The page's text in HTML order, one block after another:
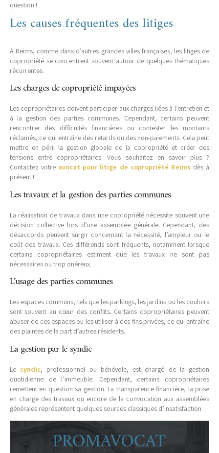
question !
Les causes fréquentes des litiges
À Reims, comme dans d’autres grandes villes françaises, les litiges de
copropriété se concentrent souvent autour de quelques thématiques
récurrentes.
Les charges de copropriété impayées
Les copropriétaires doivent participer aux charges liées à l’entretien et
à la gestion des parties communes. Cependant, certains peuvent
rencontrer des difficultés financières ou contester les montants
réclamés, ce qui entraîne des retards ou des non-paiements. Cela peut
mettre en péril la gestion globale de la copropriété et créer des
tensions entre copropriétaires. Vous souhaitez en savoir plus ?
Contactez votre avocat pour litige de copropriété Reims dès à
présent !
Les travaux et la gestion des parties communes
La réalisation de travaux dans une copropriété nécessite souvent une
décision collective lors d’une assemblée générale. Cependant, des
désaccords peuvent surgir concernant la nécessité, l’ampleur ou le
coût des travaux. Ces différends sont fréquents, notamment lorsque
certains copropriétaires estiment que les travaux ne sont pas
nécessaires ou trop onéreux.
L’usage des parties communes
Les espaces communs, tels que les parkings, les jardins ou les couloirs
sont souvent au cœur des conflits. Certains copropriétaires peuvent
abuser de ces espaces ou les utiliser à des fins privées, ce qui entraîne
des plaintes de la part d’autres résidents.
La gestion par le syndic
Le syndic, professionnel ou bénévole, est chargé de la gestion
quotidienne de l’immeuble. Cependant, certains copropriétaires
remettent en question sa gestion. La transparence financière, la prise
en charge des travaux ou encore de la convocation aux assemblées
générales représentent quelques sources classiques d’insatisfaction.